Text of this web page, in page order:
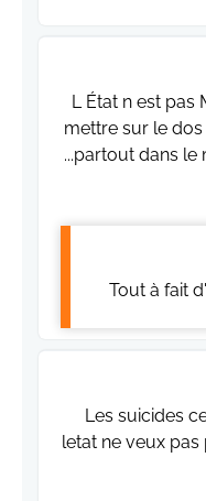
L État n est pas
mettre sur le dos
partout dans le
Tout à fait
Les suicides
letat ne veux